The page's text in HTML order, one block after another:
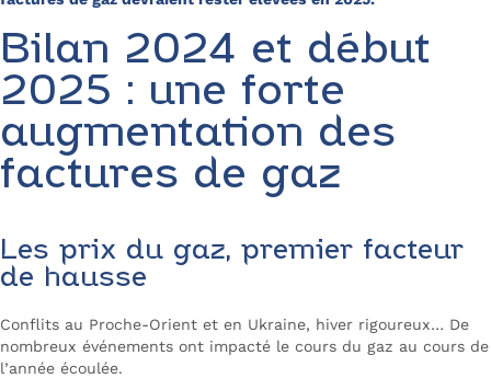
Bilan 2024 et début
2025 : une forte
augmentation des
factures de gaz
Les prix du gaz, premier facteur
de hausse
Conflits au Proche-Orient et en Ukraine, hiver rigoureux… De
nombreux événements ont impacté le cours du gaz au cours de
l’année écoulée.